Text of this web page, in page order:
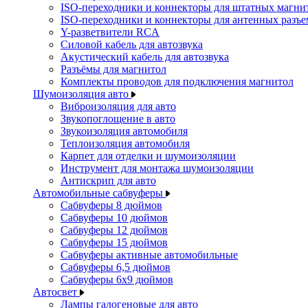
ISO-переходники и коннекторы для штатных
ISO-переходники и коннекторы для антенных
Y-разветвители RCA
Силовой кабель для автозвука
Акустический кабель для автозвука
Разъёмы для магнитол
Комплекты проводов для подключения магнитол
Шумоизоляция авто
Виброизоляция для авто
Звукопоглощение в авто
Звукоизоляция автомобиля
Теплоизоляция автомобиля
Карпет для отделки и шумоизоляции
Инструмент для монтажа шумоизоляции
Антискрип для авто
Автомобильные сабвуферы
Сабвуферы 8 дюймов
Сабвуферы 10 дюймов
Сабвуферы 12 дюймов
Сабвуферы 15 дюймов
Сабвуферы активные автомобильные
Сабвуферы 6,5 дюймов
Сабвуферы 6x9 дюймов
Автосвет
Лампы галогеновые для авто